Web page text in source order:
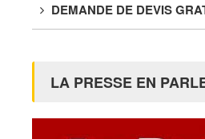
DEMANDE DE DEVIS
LA PRESSE EN